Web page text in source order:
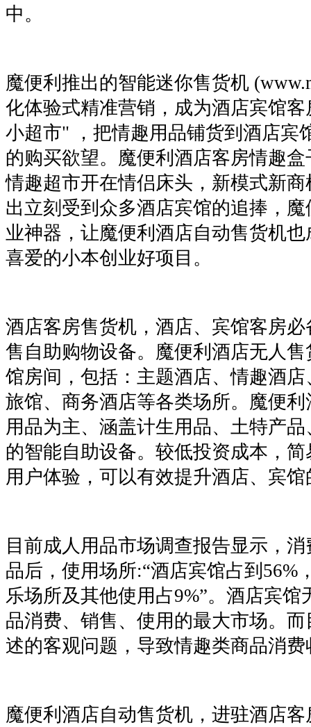
中。
魔便利推出的智能迷你售货机
化体验式精准营销，成为酒店宾馆
小超市" ，把情趣用品铺货到酒店宾
的购买欲望。魔便利酒店客房情趣
情趣超市开在情侣床头，新模式新
出立刻受到众多酒店宾馆的追捧，
业神器，让魔便利酒店自动售货机
喜爱的小本创业好项目。
酒店客房售货机，酒店、宾馆客房
售自助购物设备。魔便利酒店无人
馆房间，包括：主题酒店、情趣酒
旅馆、商务酒店等各类场所。魔便
用品为主、涵盖计生用品、土特产
的智能自助设备。较低投资成本，
用户体验，可以有效提升酒店、宾
目前成人用品市场调查报告显示，
品后，使用场所:“酒店宾馆占到56%
乐场所及其他使用占9%”。酒店宾馆
品消费、销售、使用的最大市场。
述的客观问题，导致情趣类商品消
魔便利酒店自动售货机，进驻酒店